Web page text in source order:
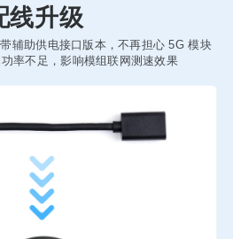
线升级
辅助供电接口版本，不再担心 5G 模块
率不足，影响模组联网测速效果